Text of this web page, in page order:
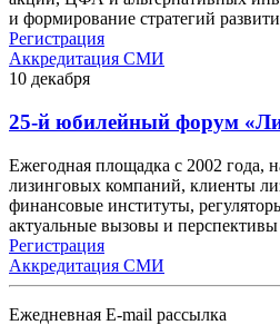
и формирование стратегий
Регистрация
Аккредитация СМИ
10 декабря
25-й юбилейный форум
Ежегодная площадка с 2002 года,
лизинговых компаний, клиенты
финансовые институты,
актуальные вызовы и
Регистрация
Аккредитация СМИ
Ежедневная E-mail рассылка